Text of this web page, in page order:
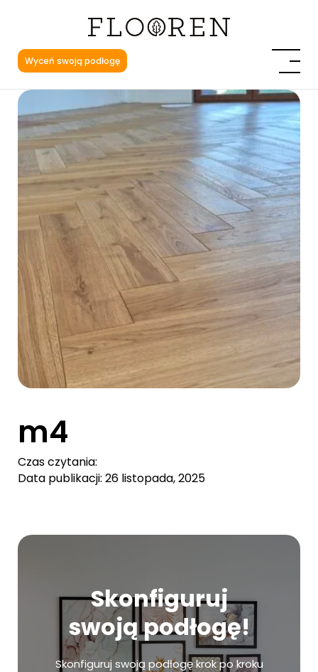
Wyceń swoją podłogę
m4
Czas czytania:
Data publikacji: 26 listopada, 2025
Skonfiguruj
swoją podłogę!
Skonfiguruj swoją podłogę krok po kroku